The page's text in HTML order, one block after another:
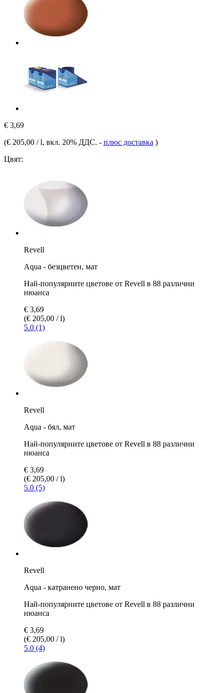
€ 3,69
(€ 205,00 / l, вкл. 20% ДДС. - плюс доставка )
Цвят:
Revell
Aqua - безцветен, мат
Най-популярните цветове от Revell в 88 различни
нюанса
€ 3,69
(€ 205,00 / l)
5.0 (1)
Revell
Aqua - бял, мат
Най-популярните цветове от Revell в 88 различни
нюанса
€ 3,69
(€ 205,00 / l)
5.0 (5)
Revell
Aqua - катранено черно, мат
Най-популярните цветове от Revell в 88 различни
нюанса
€ 3,69
(€ 205,00 / l)
5.0 (4)